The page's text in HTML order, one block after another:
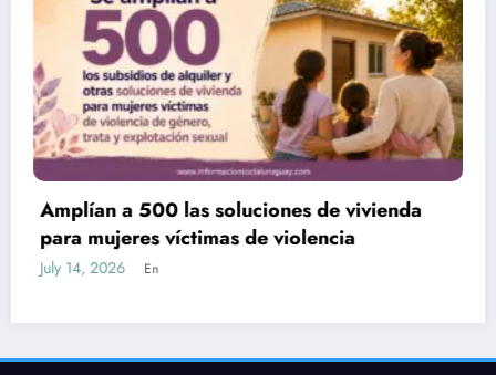
de vivienda
de violencia
Nueva Ley de